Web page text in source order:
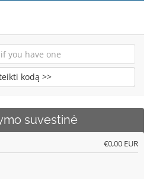
kodą >>
suvestinė
€0,00 EUR